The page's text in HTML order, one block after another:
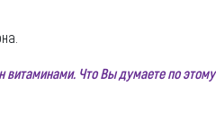
витаминами. Что Вы думаете по этому